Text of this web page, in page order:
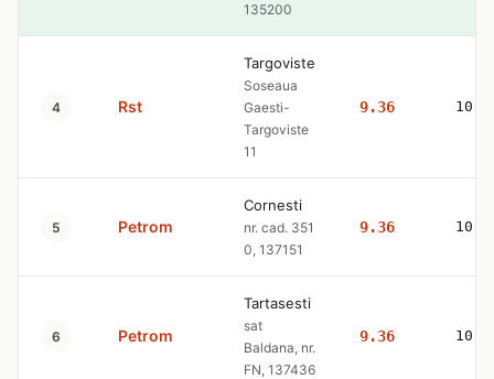
135200
4 Rst
Targoviste
Soseaua
Gaesti-
Targoviste
11
9.36
5 Petrom
Cornesti
nr. cad. 351
0, 137151
9.36
6 Petrom
Tartasesti
sat
Baldana, nr.
FN, 137436
9.36